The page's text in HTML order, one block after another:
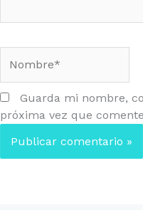
Guarda mi nombre,
próxima vez que